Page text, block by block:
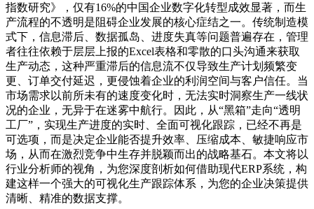
指数研究》，仅有16%的中国企业数字化转型成效显著，而生
产流程的不透明是阻碍企业发展的核心症结之一。传统制造模
式下，信息滞后、数据孤岛、进度失真等问题普遍存在，管理
者往往依赖于层层上报的Excel表格和零散的口头沟通来获取
生产动态，这种严重滞后的信息流不仅导致生产计划频繁变
更、订单交付延迟，更侵蚀着企业的利润空间与客户信任。当
市场需求以前所未有的速度变化时，无法实时洞察生产一线状
况的企业，无异于在迷雾中航行。因此，从“黑箱”走向“透明
工厂”，实现生产进度的实时、全面可视化跟踪，已经不再是
可选项，而是决定企业能否提升效率、压缩成本、敏捷响应市
场，从而在激烈竞争中生存并脱颖而出的战略基石。本文将以
行业分析师的视角，为您深度剖析如何借助现代ERP系统，构
建这样一个强大的可视化生产跟踪体系，为您的企业决策提供
清晰、精准的数据支撑。